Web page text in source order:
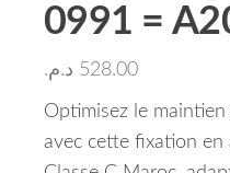
0991 =
528.00 د.م.
Optimisez le
avec cette fixation en